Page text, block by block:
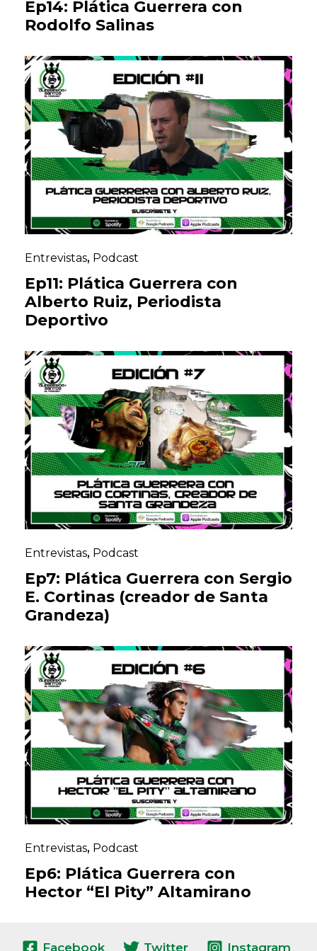
Ep14: Plática Guerrera con
Rodolfo Salinas
Entrevistas, Podcast
Ep11: Plática Guerrera con
Alberto Ruiz, Periodista
Deportivo
Entrevistas, Podcast
Ep7: Plática Guerrera con Sergio
E. Cortinas (creador de Santa
Grandeza)
Entrevistas, Podcast
Ep6: Plática Guerrera con
Hector “El Pity” Altamirano
Facebook Twitter Instagram